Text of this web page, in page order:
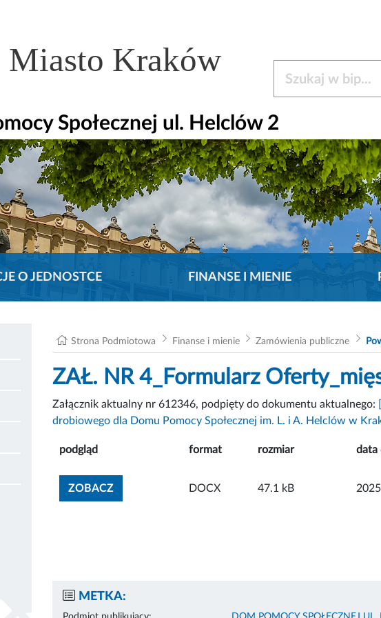
Miasto Kraków
Społecznej ul. Helclów 2
O JEDNOSTCE FINANSE I MIENIE
Strona Podmiotowa Finanse i mienie Zamówienia publiczne
ZAŁ. NR 4_Formularz
Załącznik aktualny nr 612346, podpięty do dokumentu aktualnego:
drobiowego dla Domu Pomocy Społecznej im. L. i A. Helclów w
podgląd format rozmiar data
ZOBACZZOBACZ ZAŁĄCZNIK
DOCX 47.1 kB
METKA: